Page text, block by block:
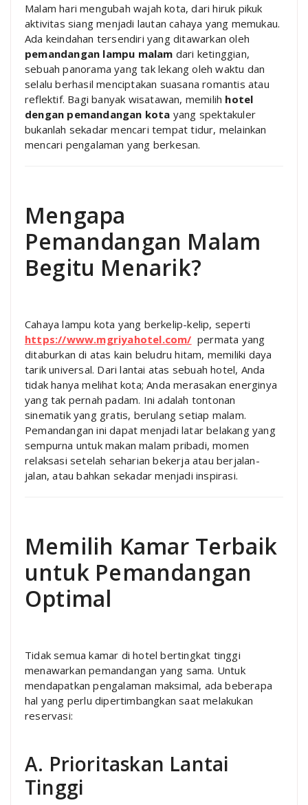
Malam hari mengubah wajah kota, dari hiruk pikuk
aktivitas siang menjadi lautan cahaya yang memukau.
Ada keindahan tersendiri yang ditawarkan oleh
pemandangan lampu malam dari ketinggian,
sebuah panorama yang tak lekang oleh waktu dan
selalu berhasil menciptakan suasana romantis atau
reflektif. Bagi banyak wisatawan, memilih hotel
dengan pemandangan kota yang spektakuler
bukanlah sekadar mencari tempat tidur, melainkan
mencari pengalaman yang berkesan.
Mengapa
Pemandangan Malam
Begitu Menarik?
Cahaya lampu kota yang berkelip-kelip, seperti
https://www.mgriyahotel.com/ permata yang
ditaburkan di atas kain beludru hitam, memiliki daya
tarik universal. Dari lantai atas sebuah hotel, Anda
tidak hanya melihat kota; Anda merasakan energinya
yang tak pernah padam. Ini adalah tontonan
sinematik yang gratis, berulang setiap malam.
Pemandangan ini dapat menjadi latar belakang yang
sempurna untuk makan malam pribadi, momen
relaksasi setelah seharian bekerja atau berjalan-
jalan, atau bahkan sekadar menjadi inspirasi.
Memilih Kamar Terbaik
untuk Pemandangan
Optimal
Tidak semua kamar di hotel bertingkat tinggi
menawarkan pemandangan yang sama. Untuk
mendapatkan pengalaman maksimal, ada beberapa
hal yang perlu dipertimbangkan saat melakukan
reservasi:
A. Prioritaskan Lantai
Tinggi